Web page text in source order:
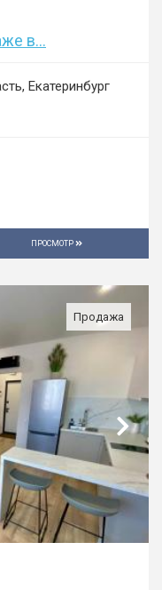
в...
Екатеринбург
ПРОСМОТР
Продажа